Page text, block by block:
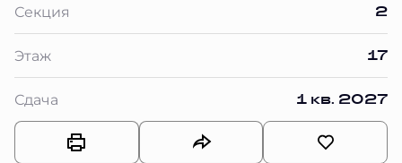
Секция 2
Этаж 17
Сдача 1 кв. 2027